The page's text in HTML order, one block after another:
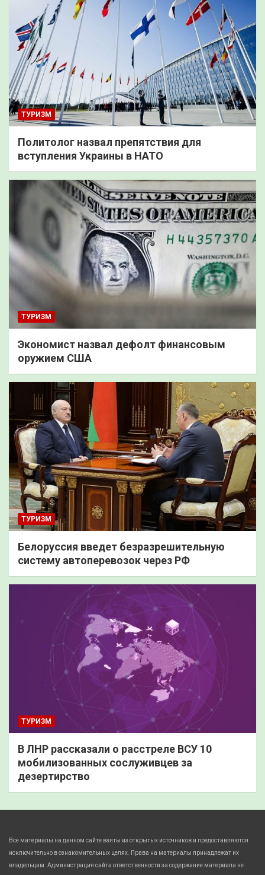
ТУРИЗМ
Политолог назвал препятствия для
вступления Украины в НАТО
ТУРИЗМ
Экономист назвал дефолт финансовым
оружием США
ТУРИЗМ
Белоруссия введет безразрешительную
систему автоперевозок через РФ
ТУРИЗМ
В ЛНР рассказали о расстреле ВСУ 10
мобилизованных сослуживцев за
дезертирство
Все материалы на данном сайте взяты из открытых источников и предоставляются
исключительно в ознакомительных целях. Права на материалы принадлежат их
владельцам. Администрация сайта ответственности за содержание материала не